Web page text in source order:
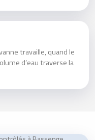
travaille, quand le
d’eau traverse la